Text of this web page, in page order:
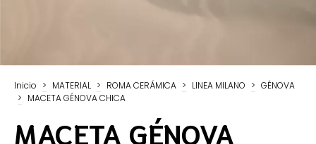
Inicio > MATERIAL > ROMA CERÁMICA > LINEA MILANO > GÉNOVA
> MACETA GÉNOVA CHICA
MACETA GÉNOVA